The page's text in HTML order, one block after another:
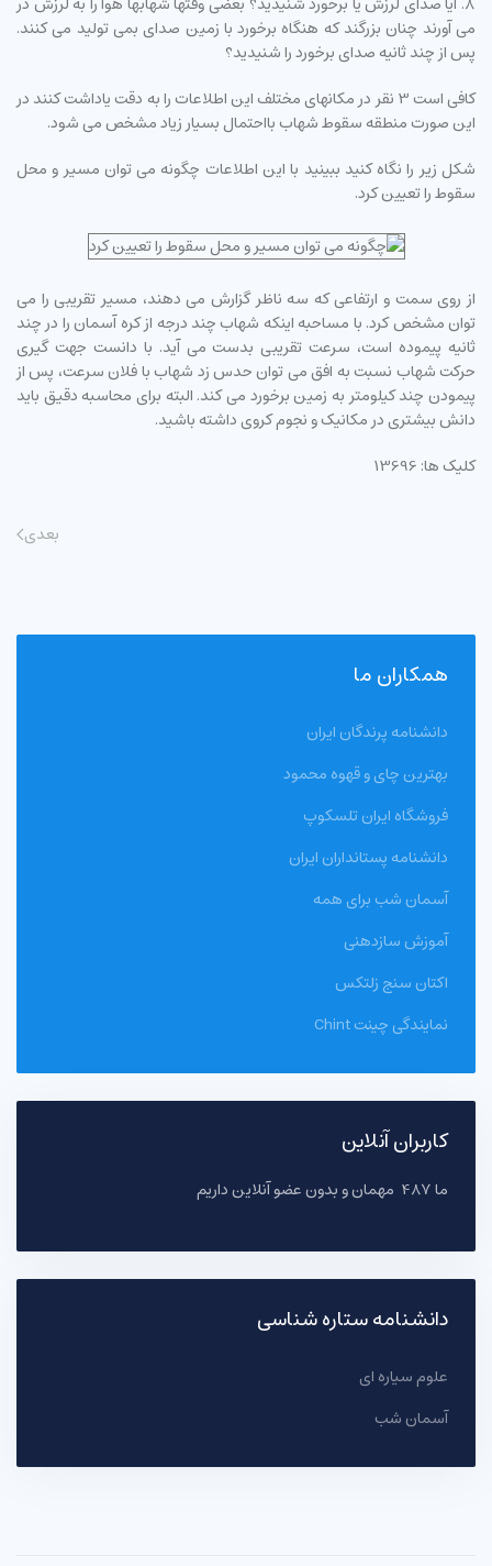
می آورند چنان بزرگند که هنگاه برخورد با زمین صدای بمی تولید می کنند.
پس از چند ثانیه صدای برخورد را شنیدید؟
کافی است 3 نقر در مکانهای مختلف این اطلاعات را به دقت یاداشت کنند در
این صورت منطقه سقوط شهاب بااحتمال بسیار زیاد مشخص می شود.
شکل زیر را نگاه کنید ببینید با این اطلاعات چگونه می توان مسیر و محل
سقوط را تعیین کرد.
از روی سمت و ارتفاعی که سه ناظر گزارش می دهند، مسیر تقریبی را می
توان مشخص کرد. با مساحبه اینکه شهاب چند درجه از کره آسمان را در چند
ثانیه پیموده است، سرعت تقریبی بدست می آید. با دانست جهت گیری
حرکت شهاب نسبت به افق می توان حدس زد شهاب با فلان سرعت، پس از
پیمودن چند کیلومتر به زمین برخورد می کند. البته برای محاسبه دقیق باید
دانش بیشتری در مکانیک و نجوم کروی داشته باشید.
کلیک ها: 13696
بعدی
همکاران ما
دانشنامه پرندگان ایران
بهترین چای و قهوه محمود
فروشگاه ایران تلسکوپ
دانشنامه پستانداران ایران
آسمان شب برای همه
آموزش سازدهنی
اکتان سنج زلتکس
نمایندگی چینت Chint
کاربران آنلاین
ما 487 مهمان و بدون عضو آنلاین داریم
دانشنامه ستاره شناسی
علوم سیاره ای
آسمان شب